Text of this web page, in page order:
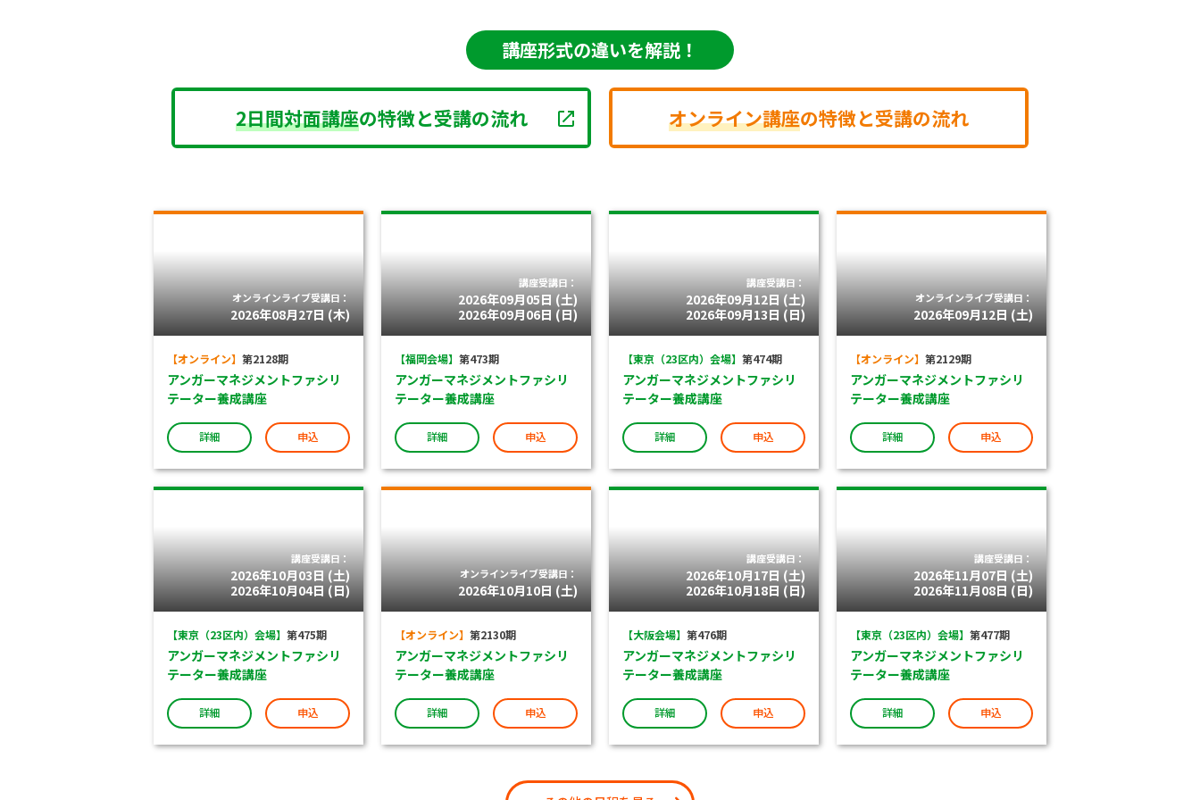
講座形式の違いを解説！
2日間対面講座の特徴と受講の流れ オンライン講座の特徴と受講の流れ
オンラインライブ受講日：
2026年08月27日 (木)
【オンライン】 第2128期
アンガーマネジメントファシリ
テーター養成講座
詳細 申込
講座受講日：
2026年09月05日 (土)
2026年09月06日 (日)
【福岡会場】 第473期
アンガーマネジメントファシリ
テーター養成講座
詳細 申込
講座受講日：
2026年09月12日 (土)
2026年09月13日 (日)
【東京（23区内）会場】 第474期
アンガーマネジメントファシリ
テーター養成講座
詳細 申込
オンラインライブ受講日：
2026年09月12日 (土)
【オンライン】 第2129期
アンガーマネジメントファシリ
テーター養成講座
詳細 申込
講座受講日：
2026年10月03日 (土)
2026年10月04日 (日)
【東京（23区内）会場】 第475期
アンガーマネジメントファシリ
テーター養成講座
詳細 申込
オンラインライブ受講日：
2026年10月10日 (土)
【オンライン】 第2130期
アンガーマネジメントファシリ
テーター養成講座
詳細 申込
講座受講日：
2026年10月17日 (土)
2026年10月18日 (日)
【大阪会場】 第476期
アンガーマネジメントファシリ
テーター養成講座
詳細 申込
講座受講日：
2026年11月07日 (土)
2026年11月08日 (日)
【東京（23区内）会場】 第477期
アンガーマネジメントファシリ
テーター養成講座
詳細 申込